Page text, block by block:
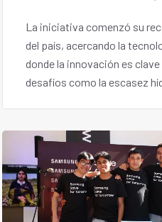
La iniciativa comenzó su
del país, acercando la
donde la innovación es
desafíos como la escasez